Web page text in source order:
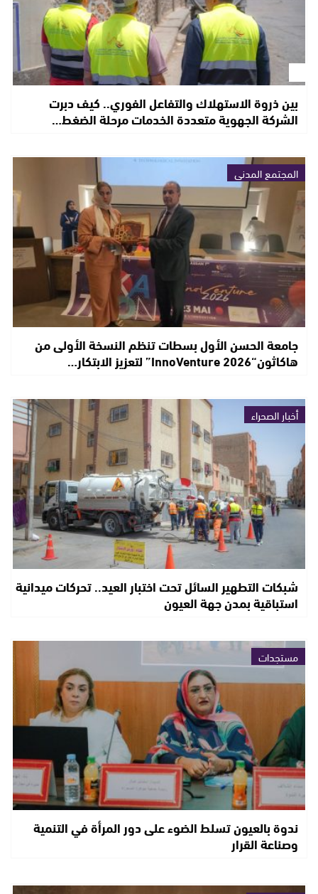
بين ذروة الاستهلاك والتفاعل الفوري.. كيف دبرت
الشركة الجهوية متعددة الخدمات مرحلة الضغط…
المجتمع المدني
جامعة الحسن الأول بسطات تنظم النسخة الأولى من
هاكاثون“InnoVenture 2026” لتعزيز الابتكار…
أخبار الصحراء
شبكات التطهير السائل تحت اختبار العيد.. تحركات ميدانية
استباقية بمدن جهة العيون
مستجدات
ندوة بالعيون تسلط الضوء على دور المرأة في التنمية
وصناعة القرار